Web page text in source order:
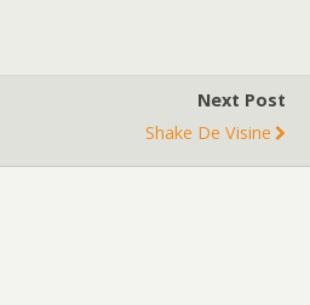
Next Post
Shake De Visine